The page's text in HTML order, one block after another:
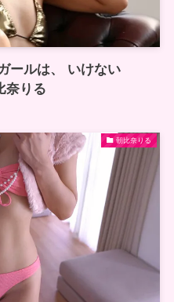
ールは、 いけない
奈りる
朝比奈りる